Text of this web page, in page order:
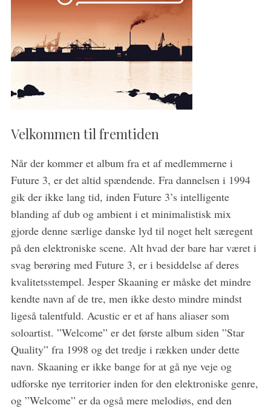
Velkommen til fremtiden
Når der kommer et album fra et af medlemmerne i
Future 3, er det altid spændende. Fra dannelsen i 1994
gik der ikke lang tid, inden Future 3’s intelligente
blanding af dub og ambient i et minimalistisk mix
gjorde denne særlige danske lyd til noget helt særegent
på den elektroniske scene. Alt hvad der bare har været i
svag berøring med Future 3, er i besiddelse af deres
kvalitetsstempel. Jesper Skaaning er måske det mindre
kendte navn af de tre, men ikke desto mindre mindst
ligeså talentfuld. Acustic er et af hans aliaser som
soloartist. ”Welcome” er det første album siden ”Star
Quality” fra 1998 og det tredje i rækken under dette
navn. Skaaning er ikke bange for at gå nye veje og
udforske nye territorier inden for den elektroniske genre,
og ”Welcome” er da også mere melodiøs, end den
e
a
r